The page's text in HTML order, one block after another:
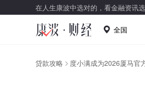
在人生康波中选对的，看金融资讯
全国
贷款攻略 度小满成为2026厦马官